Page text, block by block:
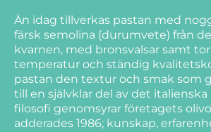
Än idag tillverkas pastan med
färsk semolina (durumvete) från
kvarnen, med bronsvalsar samt
temperatur och ständig
pastan den textur och smak som
till en självklar del av det
filosofi genomsyrar företagets
adderades 1986; kunskap,